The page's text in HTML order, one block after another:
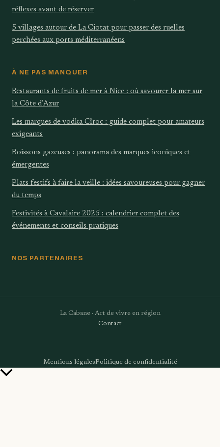
réflexes avant de réserver
5 villages autour de La Ciotat pour passer des ruelles
perchées aux ports méditerranéens
À NE PAS MANQUER
Restaurants de fruits de mer à Nice : où savourer la mer sur
la Côte d’Azur
Les marques de vodka Cîroc : guide complet pour amateurs
exigeants
Boissons gazeuses : panorama des marques iconiques et
émergentes
Plats festifs à faire la veille : idées savoureuses pour gagner
du temps
Festivités à Cavalaire 2025 : calendrier complet des
événements et conseils pratiques
NOS PARTENAIRES
La Cabane · Art de vivre en région
Contact
Mentions légalesPolitique de confidentialité